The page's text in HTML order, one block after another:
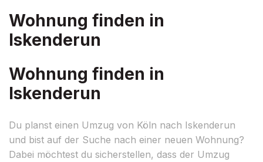
Wohnung finden in
Iskenderun
Wohnung finden in
Iskenderun
Du planst einen Umzug von Köln nach Iskenderun
und bist auf der Suche nach einer neuen Wohnung?
Dabei möchtest du sicherstellen, dass der Umzug